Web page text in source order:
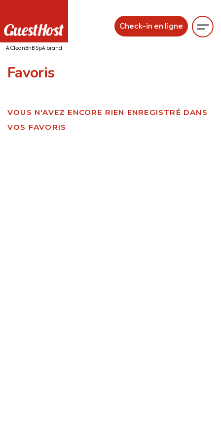
A CleanBnB SpA brand
Check-in en ligne
Favoris
VOUS N'AVEZ ENCORE RIEN ENREGISTRÉ DANS
VOS FAVORIS